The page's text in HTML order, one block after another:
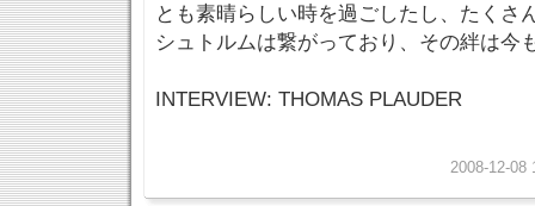
とも素晴らしい時を過ごしたし、たくさ
シュトルムは繋がっており、その絆は今
INTERVIEW: THOMAS PLAUDER
2008-12-08